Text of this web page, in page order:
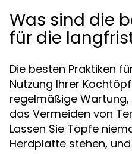
Was sind die
für die
Die besten Praktiken
Nutzung Ihrer
regelmäßige
das Vermeiden von
Lassen Sie Töpfe
Herdplatte stehen,